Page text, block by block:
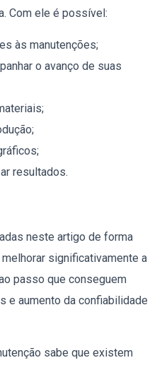
Com ele é possível:
às manutenções;
o avanço de suas
resultados.
neste artigo de forma
significativamente a
passo que conseguem
e aumento da confiabilidade
sabe que existem